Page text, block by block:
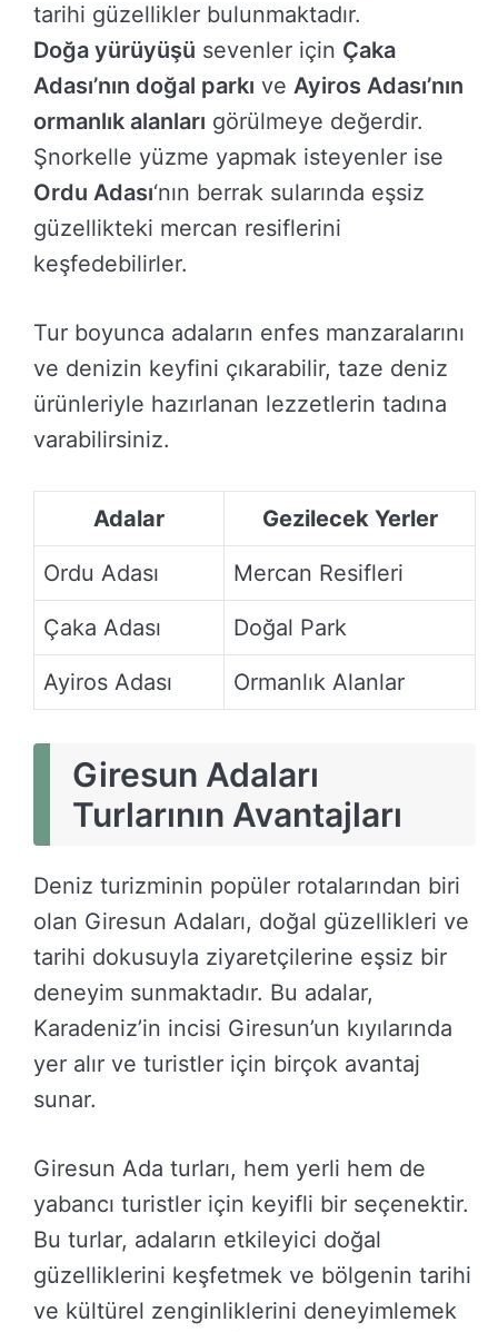
tarihi güzellikler bulunmaktadır.
Doğa yürüyüşü sevenler için Çaka
Adası’nın doğal parkı ve Ayiros Adası’nın
ormanlık alanları görülmeye değerdir.
Şnorkelle yüzme yapmak isteyenler ise
Ordu Adası‘nın berrak sularında eşsiz
güzellikteki mercan resiflerini
keşfedebilirler.
Tur boyunca adaların enfes manzaralarını
ve denizin keyfini çıkarabilir, taze deniz
ürünleriyle hazırlanan lezzetlerin tadına
varabilirsiniz.
Adalar Gezilecek Yerler
Ordu Adası Mercan Resifleri
Çaka Adası Doğal Park
Ayiros Adası Ormanlık Alanlar
Giresun Adaları
Turlarının Avantajları
Deniz turizminin popüler rotalarından biri
olan Giresun Adaları, doğal güzellikleri ve
tarihi dokusuyla ziyaretçilerine eşsiz bir
deneyim sunmaktadır. Bu adalar,
Karadeniz’in incisi Giresun’un kıyılarında
yer alır ve turistler için birçok avantaj
sunar.
Giresun Ada turları, hem yerli hem de
yabancı turistler için keyifli bir seçenektir.
Bu turlar, adaların etkileyici doğal
güzelliklerini keşfetmek ve bölgenin tarihi
ve kültürel zenginliklerini deneyimlemek